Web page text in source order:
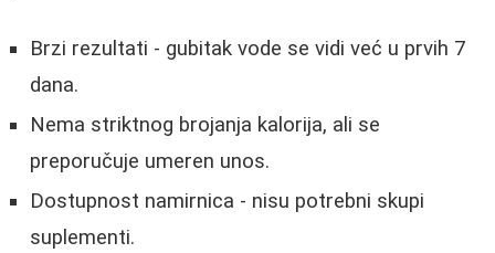
Brzi rezultati - gubitak vode se vidi već u prvih 7
dana.
Nema striktnog brojanja kalorija, ali se
preporučuje umeren unos.
Dostupnost namirnica - nisu potrebni skupi
suplementi.